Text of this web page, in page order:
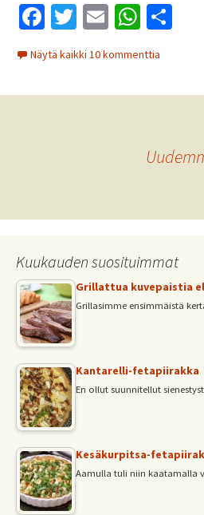
Fa
ce
b
o
T
wi
tt
er
E
ai
l
W
h
at
sA
p
e
Näytä kaikki 10 kommenttia
Kuukauden suosituimmat
Grillattua kuvepaistia
Grillasimme ensimmäistä
Kantarelli-fetapiirakka
En ollut suunnitellut
Kesäkurpitsa-
Aamulla tuli niin kaatamalla